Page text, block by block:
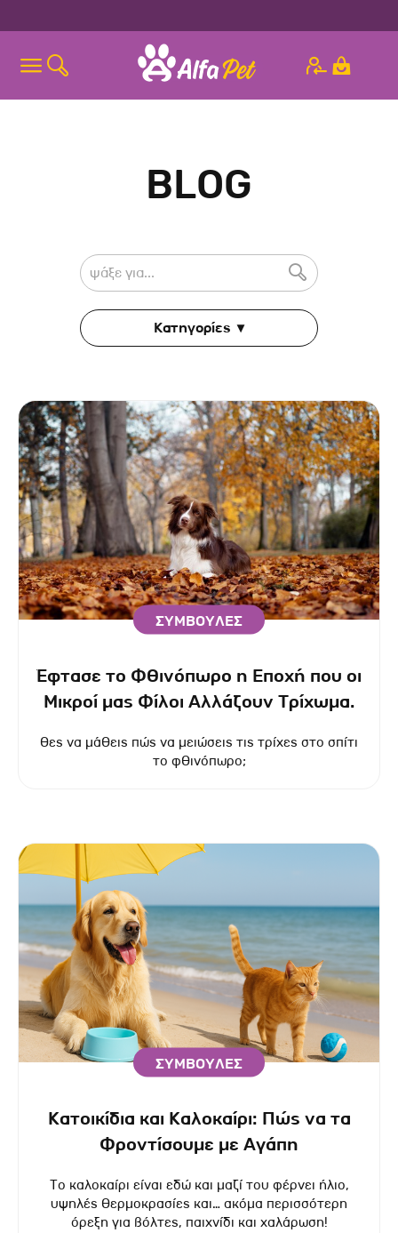
BLOG
Κατηγορίες

ΣΥΜΒΟΥΛΕΣ
Έφτασε το Φθινόπωρο η Εποχή που οι
Μικροί μας Φίλοι Αλλάζουν Τρίχωμα.
Θες να μάθεις πώς να μειώσεις τις τρίχες στο σπίτι
το φθινόπωρο;
ΣΥΜΒΟΥΛΕΣ
Κατοικίδια και Καλοκαίρι: Πώς να τα
Φροντίσουμε με Αγάπη
Το καλοκαίρι είναι εδώ και μαζί του φέρνει ήλιο,
υψηλές θερμοκρασίες και… ακόμα περισσότερη
όρεξη για βόλτες, παιχνίδι και χαλάρωση!